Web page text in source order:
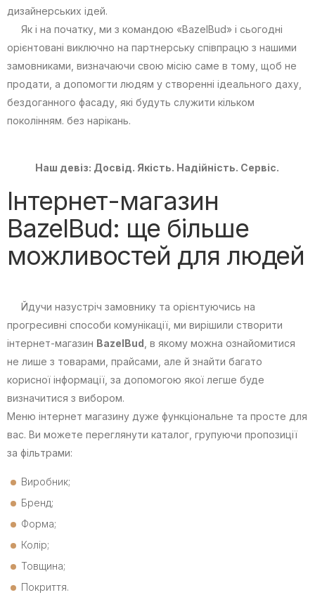
дизайнерських ідей.
Як і на початку, ми з командою «BazelBud» і сьогодні
орієнтовані виключно на партнерську співпрацю з нашими
замовниками, визначаючи свою місію саме в тому, щоб не
продати, а допомогти людям у створенні ідеального даху,
бездоганного фасаду, які будуть служити кільком
поколінням. без нарікань.
Наш девіз: Досвід. Якість. Надійність. Сервіс.
Інтернет-магазин
BazelBud: ще більше
можливостей для людей
Йдучи назустріч замовнику та орієнтуючись на
прогресивні способи комунікації, ми вирішили створити
інтернет-магазин BazelBud , в якому можна ознайомитися
не лише з товарами, прайсами, але й знайти багато
корисної інформації, за допомогою якої легше буде
визначитися з вибором.
Меню інтернет магазину дуже функціональне та просте для
вас. Ви можете переглянути каталог, групуючи пропозиції
за фільтрами:
Виробник;
Бренд;
Форма;
Колір;
Товщина;
Покриття.